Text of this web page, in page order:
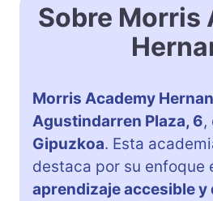
Sobre Morris
Morris Academy
Agustindarren Plaza, 6,
Gipuzkoa. Esta
destaca por su enfoque
aprendizaje accesible y